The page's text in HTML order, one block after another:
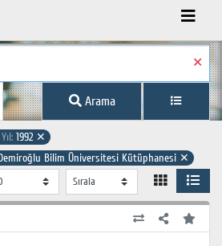
✕
Arama
1992 ✕
Bilim Üniversitesi Kütüphanesi ✕